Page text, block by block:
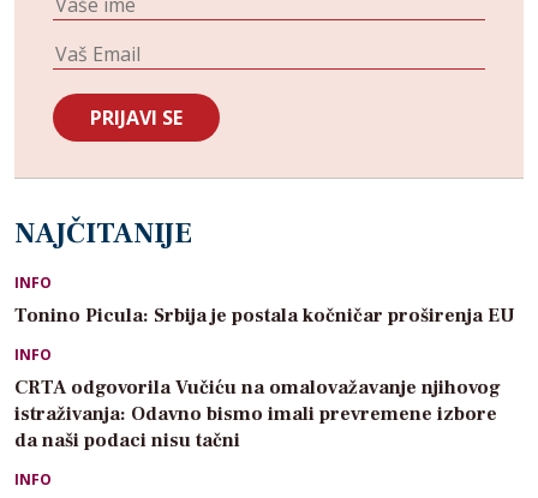
NAJČITANIJE
INFO
Tonino Picula: Srbija je postala kočničar proširenja EU
INFO
CRTA odgovorila Vučiću na omalovažavanje njihovog
istraživanja: Odavno bismo imali prevremene izbore
da naši podaci nisu tačni
INFO